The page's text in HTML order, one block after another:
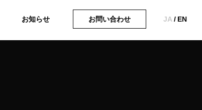
お知らせ お問い合わせ JA / EN